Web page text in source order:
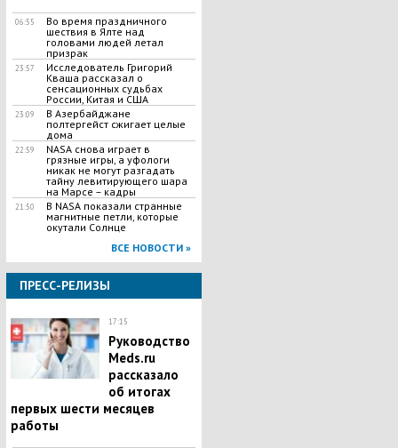
06:55
Во время праздничного
шествия в Ялте над
головами людей летал
призрак
23:57
Исследователь Григорий
Кваша рассказал о
сенсационных судьбах
России, Китая и США
23:09
В Азербайджане
полтергейст сжигает целые
дома
22:59
NASA снова играет в
грязные игры, а уфологи
никак не могут разгадать
тайну левитирующего шара
на Марсе – кадры
21:50
В NASA показали странные
магнитные петли, которые
окутали Солнце
ВСЕ НОВОСТИ »
ПРЕСС-РЕЛИЗЫ
17:15
Руководство
Meds.ru
рассказало
об итогах
первых шести месяцев
работы